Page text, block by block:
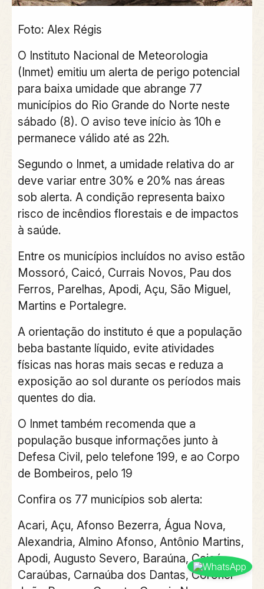
Foto: Alex Régis
O Instituto Nacional de Meteorologia
(Inmet) emitiu um alerta de perigo potencial
para baixa umidade que abrange 77
municípios do Rio Grande do Norte neste
sábado (8). O aviso teve início às 10h e
permanece válido até as 22h.
Segundo o Inmet, a umidade relativa do ar
deve variar entre 30% e 20% nas áreas
sob alerta. A condição representa baixo
risco de incêndios florestais e de impactos
à saúde.
Entre os municípios incluídos no aviso estão
Mossoró, Caicó, Currais Novos, Pau dos
Ferros, Parelhas, Apodi, Açu, São Miguel,
Martins e Portalegre.
A orientação do instituto é que a população
beba bastante líquido, evite atividades
físicas nas horas mais secas e reduza a
exposição ao sol durante os períodos mais
quentes do dia.
O Inmet também recomenda que a
população busque informações junto à
Defesa Civil, pelo telefone 199, e ao Corpo
de Bombeiros, pelo 19
Confira os 77 municípios sob alerta:
Acari, Açu, Afonso Bezerra, Água Nova,
Alexandria, Almino Afonso, Antônio Martins,
Apodi, Augusto Severo, Baraúna, Caicó,
Caraúbas, Carnaúba dos Dantas, Coronel